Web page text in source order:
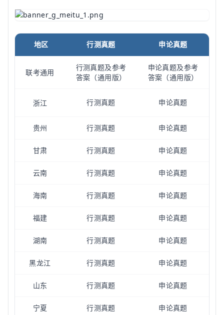
地区 行测真题 申论真题
联考通用
行测真题及参考
答案（通用版）
申论真题及参考
答案（通用版）
浙江 行测真题 申论真题
贵州 行测真题 申论真题
甘肃 行测真题 申论真题
云南 行测真题 申论真题
海南 行测真题 申论真题
福建 行测真题 申论真题
湖南 行测真题 申论真题
黑龙江 行测真题 申论真题
山东 行测真题 申论真题
宁夏 行测真题 申论真题